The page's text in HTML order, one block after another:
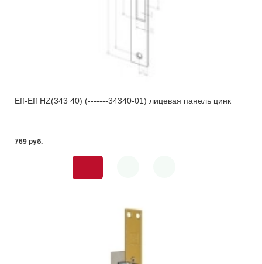
Eff-Eff HZ(343 40) (-------34340-01) лицевая панель цинк
769 pуб.